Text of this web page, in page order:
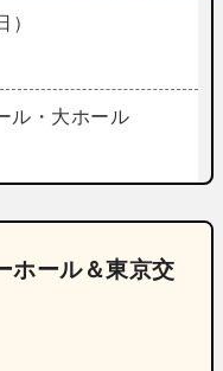
）
ル・大ホール
ホール＆東京交